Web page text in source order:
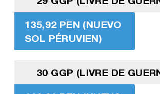
135,92 PEN (NUEVO
SOL PÉRUVIEN)
30 GGP (LIVRE DE